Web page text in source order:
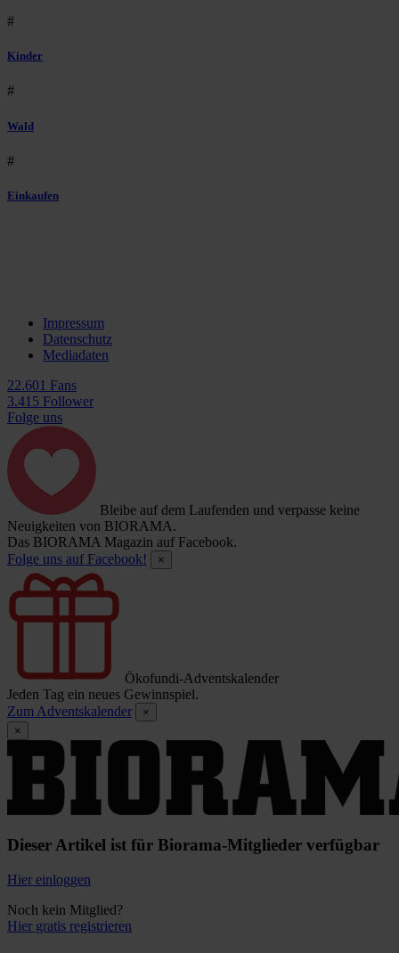
#
Kinder
#
Wald
#
Einkaufen
Impressum
Datenschutz
Mediadaten
22.601 Fans
3.415 Follower
Folge uns
Bleibe auf dem Laufenden und verpasse keine
Neuigkeiten von BIORAMA.
Das BIORAMA Magazin auf Facebook.
Folge uns auf Facebook!
×
Ökofundi-Adventskalender
Jeden Tag ein neues Gewinnspiel.
Zum Adventskalender
×
×
Dieser Artikel ist für Biorama-Mitglieder verfügbar
Hier einloggen
Noch kein Mitglied?
Hier gratis registrieren